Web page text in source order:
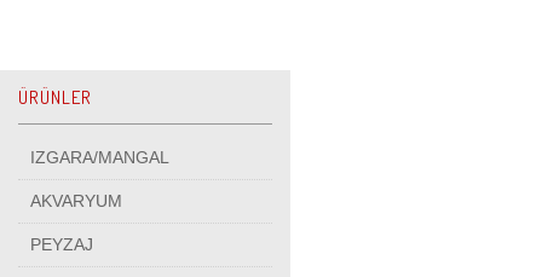
ÜRÜNLER
IZGARA/MANGAL
AKVARYUM
PEYZAJ